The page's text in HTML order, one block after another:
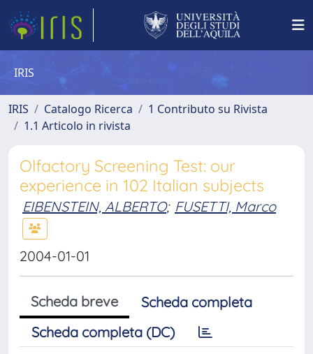
IRIS
IRIS Catalogo Ricerca
1 Contributo su Rivista
1.1 Articolo in rivista
Olfactory Screening Test: our
experience in 102 Italian subjects
EIBENSTEIN, ALBERTO; FUSETTI, Marco
2004-01-01
Scheda breve
Scheda completa
Scheda completa (DC)